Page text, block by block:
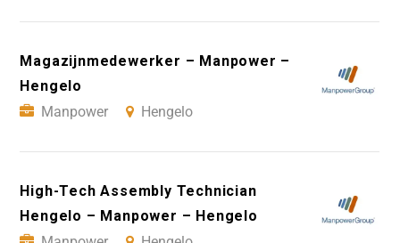
Magazijnmedewerker – Manpower –
Hengelo
Manpower
Hengelo
High-Tech Assembly Technician
Hengelo – Manpower – Hengelo